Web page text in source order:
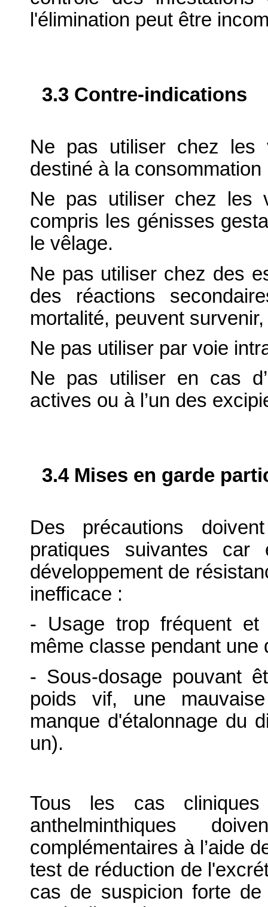
l'élimination peut être
3.3 Contre-indications
Ne pas utiliser chez les
destiné à la consommation
Ne pas utiliser chez les
compris les génisses
le vêlage.
Ne pas utiliser chez des
des réactions
mortalité, peuvent
Ne pas utiliser par voie
Ne pas utiliser en cas
actives ou à l’un des
3.4 Mises en garde
Des précautions
pratiques suivantes
développement de
inefficace :
- Usage trop fréquent et
même classe pendant une
- Sous-dosage pouvant
poids vif, une
manque d'étalonnage du
un).
Tous les cas
anthelminthiques
complémentaires à l’aide
test de réduction de
cas de suspicion forte